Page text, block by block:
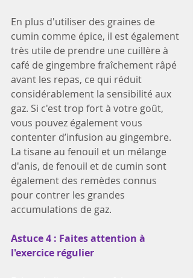
En plus d'utiliser des graines de
cumin comme épice, il est également
très utile de prendre une cuillère à
café de gingembre fraîchement râpé
avant les repas, ce qui réduit
considérablement la sensibilité aux
gaz. Si c'est trop fort à votre goût,
vous pouvez également vous
contenter d’infusion au gingembre.
La tisane au fenouil et un mélange
d'anis, de fenouil et de cumin sont
également des remèdes connus
pour contrer les grandes
accumulations de gaz.
Astuce 4 : Faites attention à
l'exercice régulier